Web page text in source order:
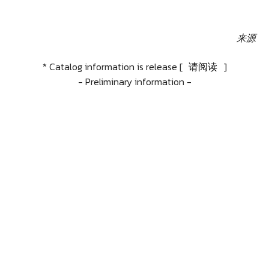
来源
* Catalog information is release [ 请阅读 ]
- Preliminary information -